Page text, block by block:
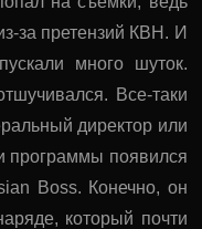
за претензий КВН. И
много шуток.
Все-таки
директор или
программы появился
Boss. Конечно, он
который почти